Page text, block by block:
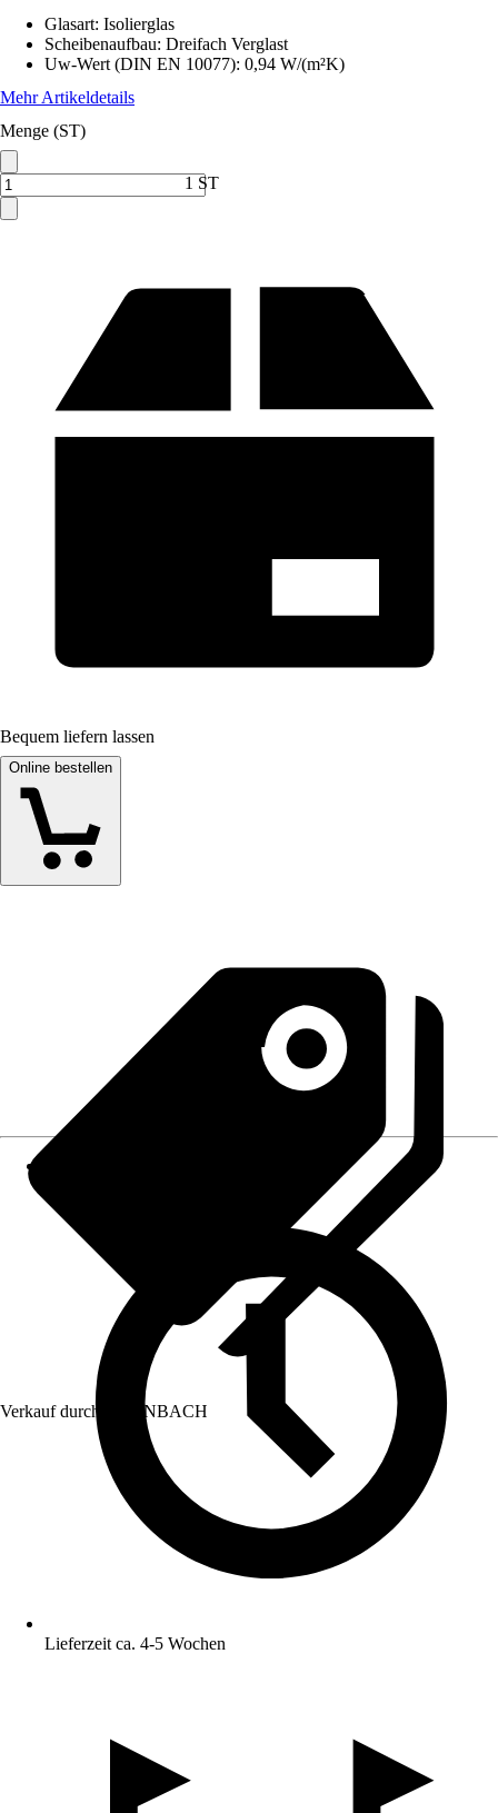
Glasart: Isolierglas
Scheibenaufbau: Dreifach Verglast
Uw-Wert (DIN EN 10077): 0,94 W/(m²K)
Mehr Artikeldetails
Menge (ST)
1 ST
Bequem liefern lassen
Online bestellen
Verkauf durch: HORNBACH
Lieferzeit ca. 4-5 Wochen